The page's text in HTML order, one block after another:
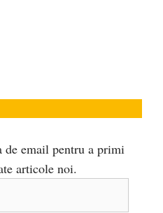
de email pentru a primi
articole noi.